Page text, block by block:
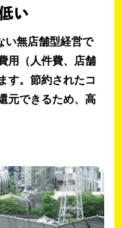
い
い無店舗型経営で
用（人件費、店舗
す。節約されたコ
元できるため、高